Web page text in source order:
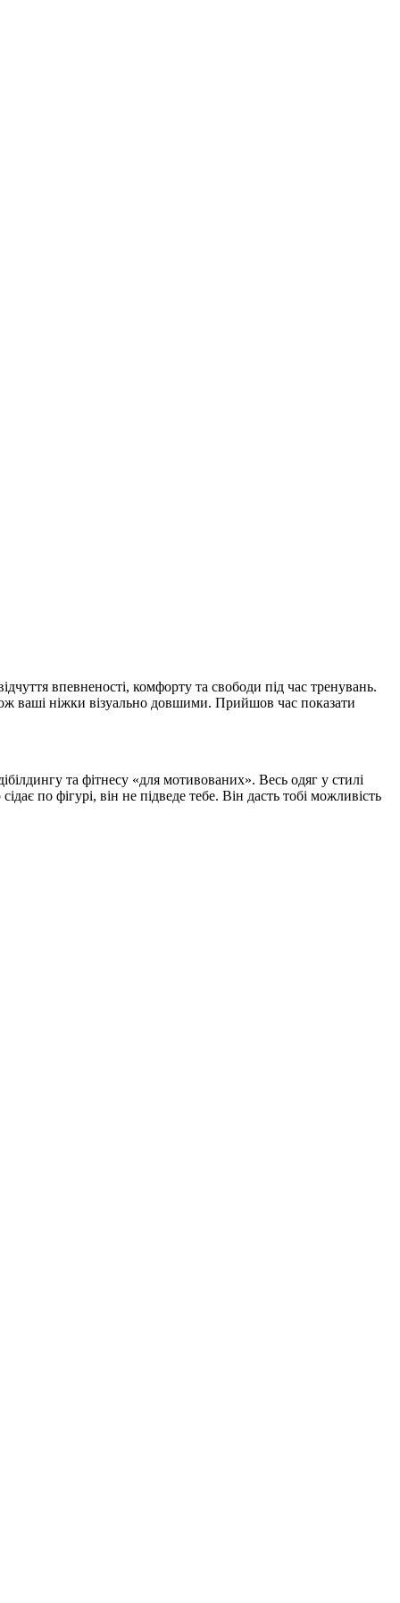
впевненості, комфорту та свободи під час тренувань.
ваші ніжки візуально довшими. Прийшов час показати
та фітнесу «для мотивованих». Весь одяг у стилі
по фігурі, він не підведе тебе. Він дасть тобі можливість